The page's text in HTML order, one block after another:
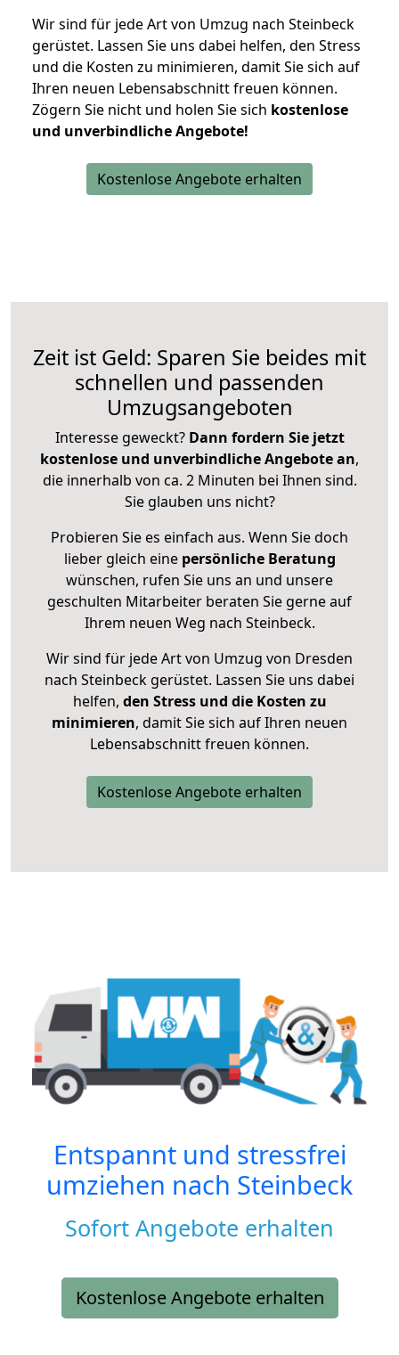
Wir sind für jede Art von Umzug nach Steinbeck
gerüstet. Lassen Sie uns dabei helfen, den Stress
und die Kosten zu minimieren, damit Sie sich auf
Ihren neuen Lebensabschnitt freuen können.
Zögern Sie nicht und holen Sie sich kostenlose
und unverbindliche Angebote!
Kostenlose Angebote erhalten
Zeit ist Geld: Sparen Sie beides mit
schnellen und passenden
Umzugsangeboten
Interesse geweckt? Dann fordern Sie jetzt
kostenlose und unverbindliche Angebote an,
die innerhalb von ca. 2 Minuten bei Ihnen sind.
Sie glauben uns nicht?
Probieren Sie es einfach aus. Wenn Sie doch
lieber gleich eine persönliche Beratung
wünschen, rufen Sie uns an und unsere
geschulten Mitarbeiter beraten Sie gerne auf
Ihrem neuen Weg nach Steinbeck.
Wir sind für jede Art von Umzug von Dresden
nach Steinbeck gerüstet. Lassen Sie uns dabei
helfen, den Stress und die Kosten zu
minimieren, damit Sie sich auf Ihren neuen
Lebensabschnitt freuen können.
Kostenlose Angebote erhalten
Entspannt und stressfrei
umziehen nach Steinbeck
Sofort Angebote erhalten
Kostenlose Angebote erhalten